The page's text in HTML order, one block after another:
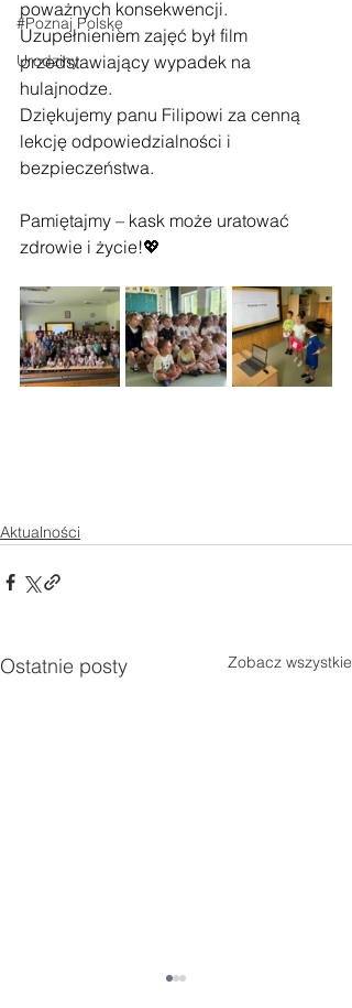
#Poznaj Polskę
Urodziny
poważnych konsekwencji.
Uzupełnieniem zajęć był film
przedstawiający wypadek na
hulajnodze.
Dziękujemy panu Filipowi za cenną
lekcję odpowiedzialności i
bezpieczeństwa.
Pamiętajmy – kask może uratować
zdrowie i życie!💖
Aktualności
Ostatnie posty Zobacz wszystkie